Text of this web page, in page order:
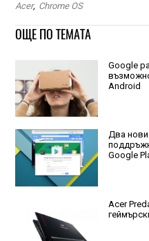
Acer, Chrome OS
ОЩЕ ПО ТЕМАТА
Google
Android
Два нови
Google
Acer